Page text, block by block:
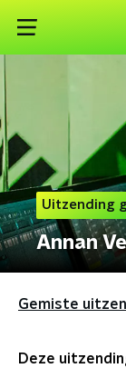
Uitzending
Annan
Gemiste
Deze